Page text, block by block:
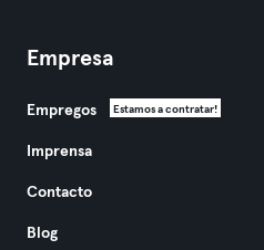
Empresa
Empregos Estamos a contratar!
Imprensa
Contacto
Blog